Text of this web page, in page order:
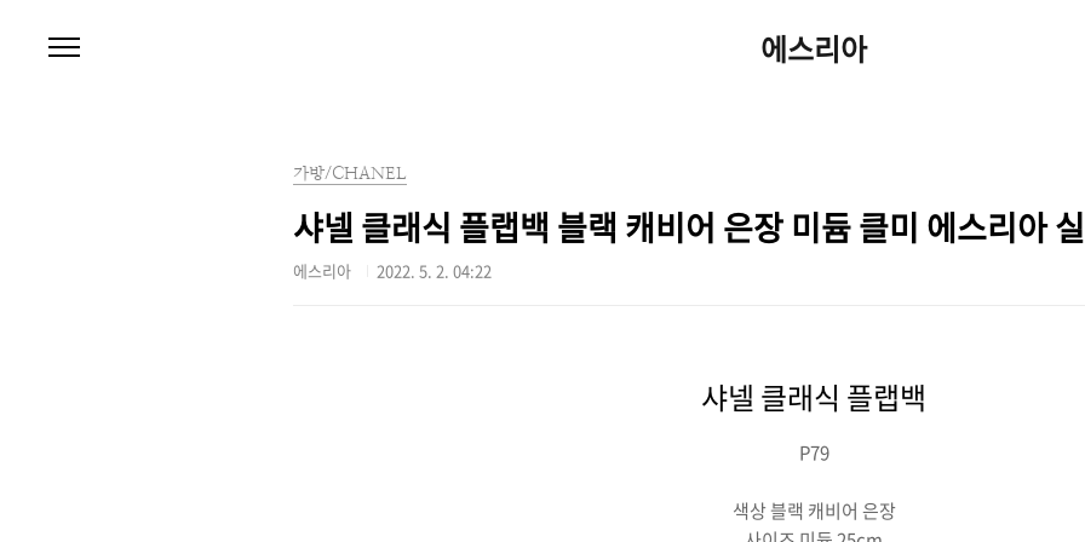
에스리아
가방/CHANEL
샤넬 클래식 플랩백 블랙 캐비어 은장 미듐 클미 에스리아
에스리아 2022. 5. 2. 04:22
샤넬 클래식 플랩백
P79
색상 블랙 캐비어 은장